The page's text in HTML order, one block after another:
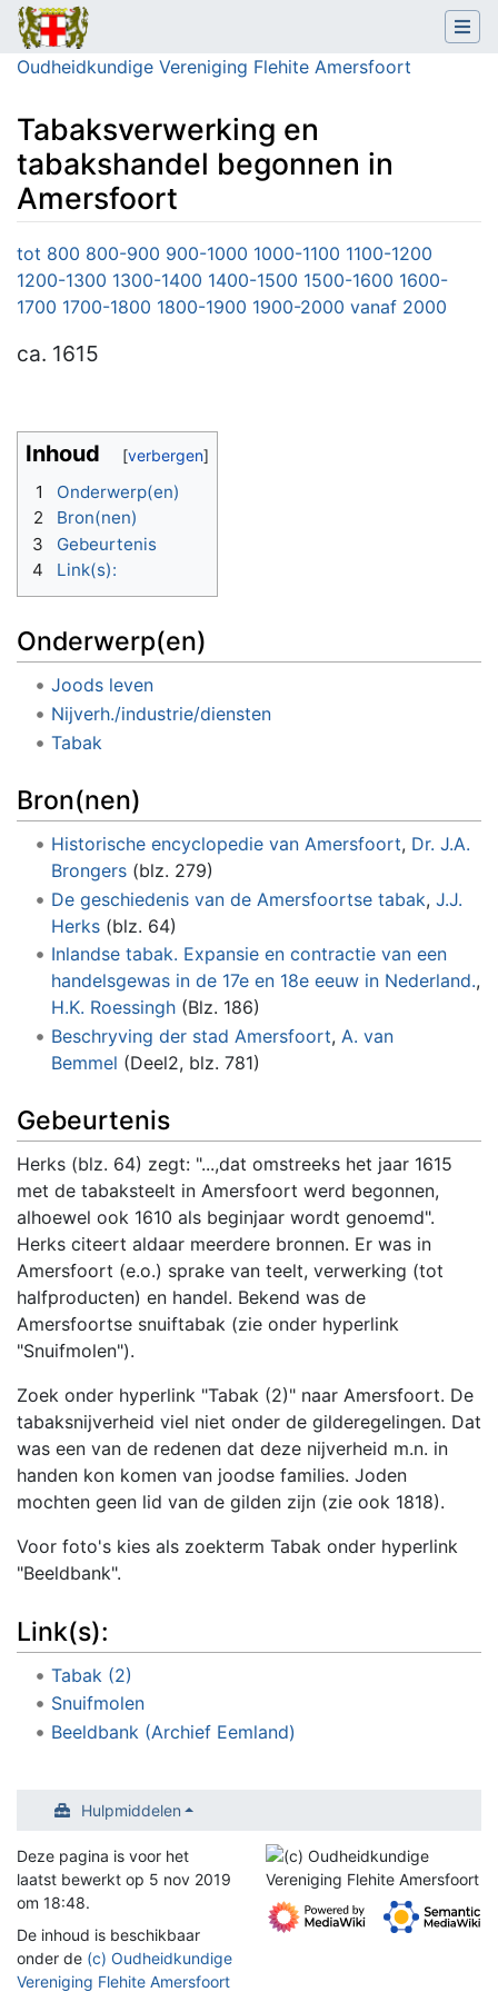
Oudheidkundige Vereniging Flehite Amersfoort
Tabaksverwerking en
tabakshandel begonnen in
Amersfoort
Ga naar: navigatie ,zoeken
tot 800 800-900 900-1000 1000-1100 1100-1200
1200-1300 1300-1400 1400-1500 1500-1600 1600-
1700 1700-1800 1800-1900 1900-2000 vanaf 2000
ca. 1615
Inhoud
1
Onderwerp(en)
2
Bron(nen)
3
Gebeurtenis
4
Link(s):
Onderwerp(en)
Joods leven
Nijverh./industrie/diensten
Tabak
Bron(nen)
Historische encyclopedie van Amersfoort, Dr. J.A.
Brongers(blz. 279)
De geschiedenis van de Amersfoortse tabak, J.J.
Herks(blz. 64)
Inlandse tabak. Expansie en contractie van een
handelsgewas in de 17e en 18e eeuw in Nederland.,
H.K. Roessingh(Blz. 186)
Beschryving der stad Amersfoort, A. van
Bemmel (Deel2, blz. 781)
Gebeurtenis
Herks (blz. 64) zegt: "...,dat omstreeks het jaar 1615
met de tabaksteelt in Amersfoort werd begonnen,
alhoewel ook 1610 als beginjaar wordt genoemd".
Herks citeert aldaar meerdere bronnen. Er was in
Amersfoort (e.o.) sprake van teelt, verwerking (tot
halfproducten) en handel. Bekend was de
Amersfoortse snuiftabak (zie onder hyperlink
"Snuifmolen").
Zoek onder hyperlink "Tabak (2)" naar Amersfoort. De
tabaksnijverheid viel niet onder de gilderegelingen. Dat
was een van de redenen dat deze nijverheid m.n. in
handen kon komen van joodse families. Joden
mochten geen lid van de gilden zijn (zie ook 1818).
Voor foto's kies als zoekterm Tabak onder hyperlink
"Beeldbank".
Link(s):
Tabak (2)
Snuifmolen
Beeldbank (Archief Eemland)
Hulpmiddelen
Deze pagina is voor het
laatst bewerkt op 5 nov 2019
om 18:48.
De inhoud is beschikbaar
onder de (c) Oudheidkundige
Vereniging Flehite Amersfoort